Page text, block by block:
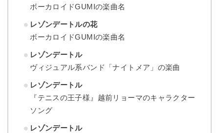
ボーカロイドGUMIの楽曲名
レゾンデートルの花
ボーカロイドGUMIの楽曲名
レゾンデートル
ヴィジュアル系バンド「ナイトメア」の楽曲
レゾンデートル
『テニスの王子様』越前リョーマのキャラクター
ソング
レゾンデートル